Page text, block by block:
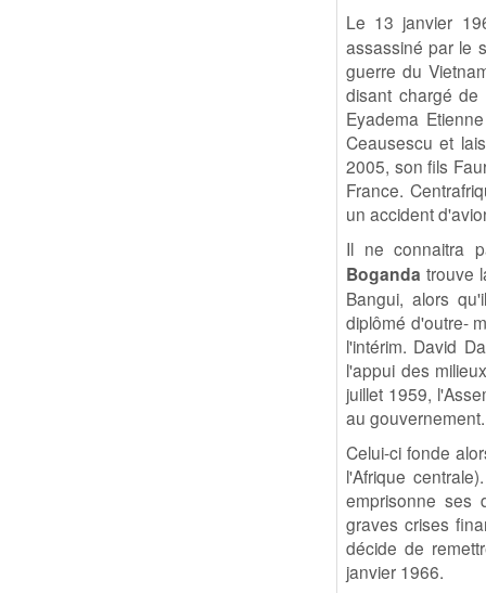
Le 13 janvier
assassiné par le
guerre du
disant chargé
Eyadema
Ceausescu et
2005, son fils
France.
un accident
Il ne connaitra
Boganda trouve
Bangui, alors
diplômé d'outre-
l'intérim. David
l'appui des
juillet 1959,
au gouvernement.
Celui-ci fonde
l'Afrique
emprisonne ses
graves crises
décide de
janvier 1966.